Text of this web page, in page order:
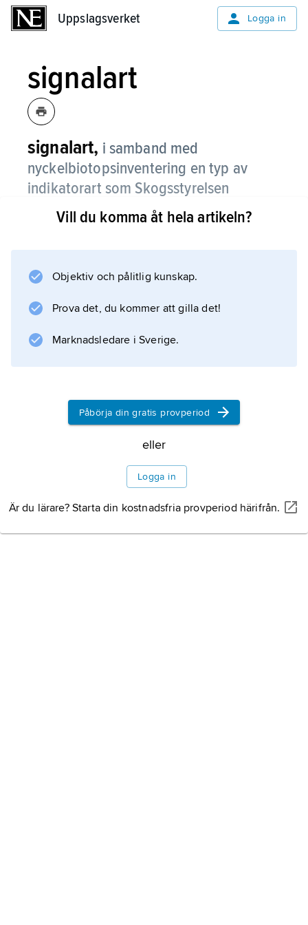
Uppslagsverket Logga in
signalart
signalart, i samband med
nyckelbiotopsinventering en typ av
indikatorart som Skogsstyrelsen
använder för att hitta skogar med höga
naturvärden.
Information om artikeln
Vill du komma åt hela artikeln?
Objektiv och pålitlig kunskap.
Prova det, du kommer att gilla det!
Marknadsledare i Sverige.
Påbörja din gratis provperiod
eller
Logga in
Är du lärare? Starta din kostnadsfria provperiod härifrån.